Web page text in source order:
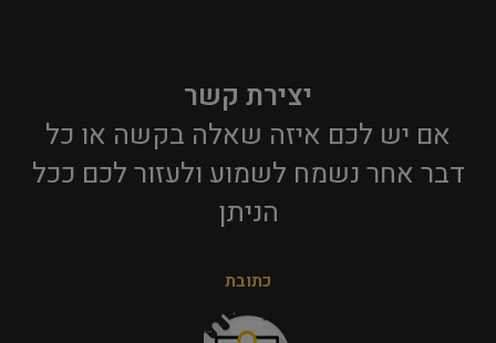
יצירת קשר
אם יש לכם איזה שאלה בקשה או כל
דבר אחר נשמח לשמוע ולעזור לכם ככל
הניתן​
כתובת